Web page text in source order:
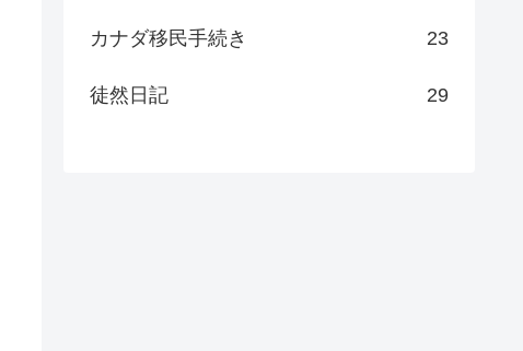
カナダ移民手続き 23
徒然日記 29